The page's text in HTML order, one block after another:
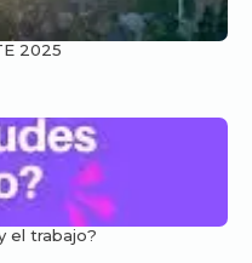
2025
el trabajo?